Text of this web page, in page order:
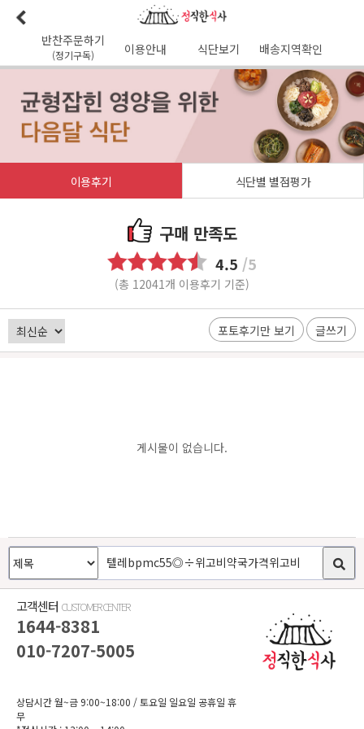
반찬주문하기
(정기구독) 이용안내 식단보기 배송지역확인
이용후기 배송가능지역
식단사진 1:1문의 다음달식단
이용약관
배송시간 오전7시 이전 배송 보장 (새벽배송 가능지역)
이용후기 식단별 별점평가
구매 만족도
4.5 /5
(총 12041개 이용후기 기준)
포토후기만 보기 글쓰기
게시물이 없습니다.
고객센터 CUSTOMER CENTER
1644-8381
010-7207-5005
상담시간 월~금 9:00~18:00 / 토요일 일요일 공휴일 휴
무